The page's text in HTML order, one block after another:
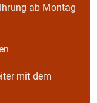
ab Montag
mit dem